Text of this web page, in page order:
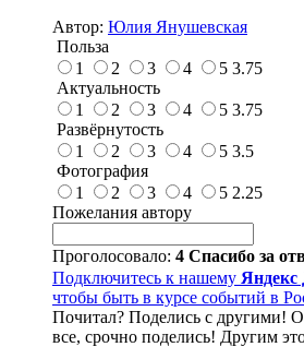
Автор: Юлия Янушевская
Польза
1
2 3 4 5 3.75
Актуальность
1
2 3 4 5 3.75
Развёрнутость
1
2 3 4 5 3.5
Фотография
1
2 3 4 5 2.25
Пожелания автору
Проголосовало: 4 Спасибо за
Подключитесь к нашему Яндекс
чтобы быть в курсе событий в
Почитал? Поделись с другими!
все, срочно поделись! Другим